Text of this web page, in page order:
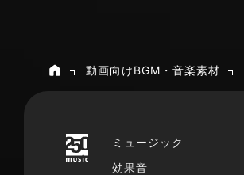
ホーム動画向けBGM・音楽素材
ミュージック
効果音